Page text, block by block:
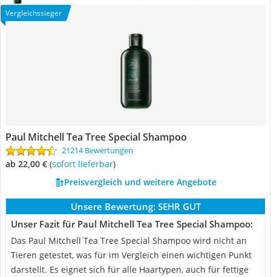
Vergleichssieger
Paul Mitchell Tea Tree Special Shampoo
21214 Bewertungen
ab 22,00 € ( Sofort lieferbar)
Preisvergleich und weitere Angebote
Unsere Bewertung: SEHR GUT
Unser Fazit für Paul Mitchell Tea Tree Special Shampoo:
Das Paul Mitchell Tea Tree Special Shampoo wird nicht an
Tieren getestet, was für im Vergleich einen wichtigen Punkt
darstellt. Es eignet sich für alle Haartypen, auch für fettige